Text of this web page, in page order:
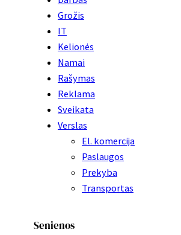
Grožis
IT
Kelionės
Namai
Rašymas
Reklama
Sveikata
Verslas
El. komercija
Paslaugos
Prekyba
Transportas
Senienos